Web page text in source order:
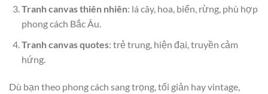
Tranh canvas thiên nhiên: lá cây, hoa, biển, rừng, phù hợp
phong cách Bắc Âu.
Tranh canvas quotes: trẻ trung, hiện đại, truyền cảm
hứng.
Dù bạn theo phong cách sang trọng, tối giản hay vintage,